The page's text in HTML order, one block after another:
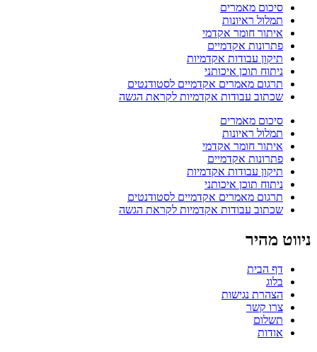
סיכום מאמרים
תמלול ראיונות
איתור חומר אקדמי
פתרונות אקדמיים
תיקון עבודות אקדמיות
ניתוח תוכן איכותני
תרגום מאמרים אקדמיים לסטודנטים
שכתוב עבודות אקדמיות לקראת הגשה
סיכום מאמרים
תמלול ראיונות
איתור חומר אקדמי
פתרונות אקדמיים
תיקון עבודות אקדמיות
ניתוח תוכן איכותני
תרגום מאמרים אקדמיים לסטודנטים
שכתוב עבודות אקדמיות לקראת הגשה
ניווט מהיר
דף הבית
בלוג
הצהרת נגישות
צרו קשר
תשלום
אודות